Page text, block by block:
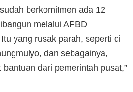
berkomitmen ada 12
melalui APBD
yang rusak parah, seperti di
dan sebagainya,
dari pemerintah pusat,”